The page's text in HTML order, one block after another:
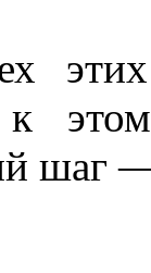
к
шаг